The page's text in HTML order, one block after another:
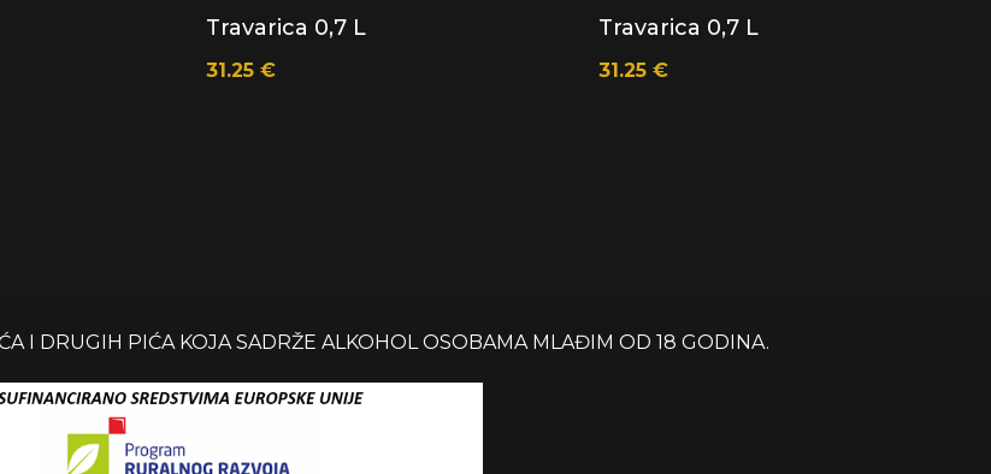
Travarica 0,7 L
31.25 €
Travarica 0,7 L
31.25€
I DRUGIH PIĆA KOJA SADRŽE ALKOHOL OSOBAMA MLAĐIM OD 18 GODINA.